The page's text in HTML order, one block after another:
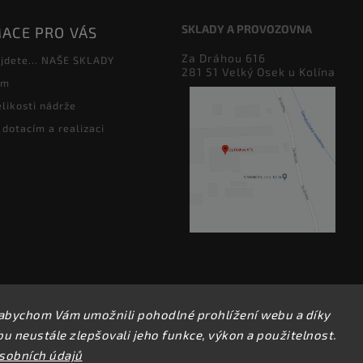
Vám umožnili pohodlné prohlížení webu a díky
neustále zlepšovali jeho funkce, výkon a použitelnost.
údajů
PRO VÁS
NAŠE SKLADY
nádrže
a realizaci
SKLADY A PROVOZOVNA
Za Dráhou 616
281 51 Velký Osek u Kolína
Copyright 2026perfect factory. Všechna práva vyhrazena.
Upravit nastavení cookies